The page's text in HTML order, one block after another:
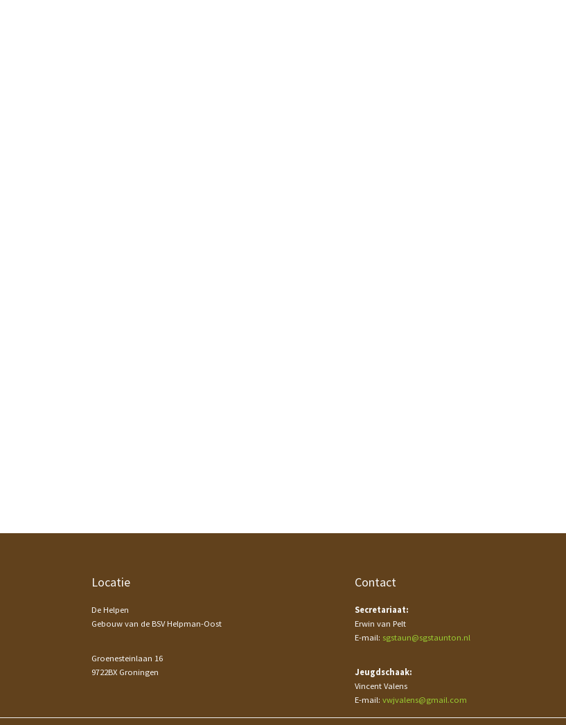
Locatie
De Helpen
Gebouw van de BSV Helpman-Oost
Groenesteinlaan 16
9722BX Groningen
Contact
Secretariaat:
Erwin van Pelt
E-mail: sgstaun@sgstaunton.nl
Jeugdschaak:
Vincent Valens
E-mail: vwjvalens@gmail.com